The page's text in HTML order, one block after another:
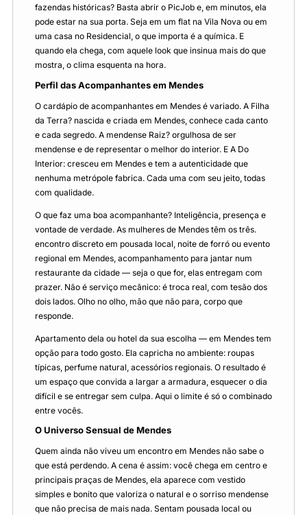
fazendas históricas? Basta abrir o PicJob e, em minutos, ela
pode estar na sua porta. Seja em um flat na Vila Nova ou em
uma casa no Residencial, o que importa é a química. E
quando ela chega, com aquele look que insinua mais do que
mostra, o clima esquenta na hora.
Perfil das Acompanhantes em Mendes
O cardápio de acompanhantes em Mendes é variado. A Filha
da Terra? nascida e criada em Mendes, conhece cada canto
e cada segredo. A mendense Raiz? orgulhosa de ser
mendense e de representar o melhor do interior. E A Do
Interior: cresceu em Mendes e tem a autenticidade que
nenhuma metrópole fabrica. Cada uma com seu jeito, todas
com qualidade.
O que faz uma boa acompanhante? Inteligência, presença e
vontade de verdade. As mulheres de Mendes têm os três.
encontro discreto em pousada local, noite de forró ou evento
regional em Mendes, acompanhamento para jantar num
restaurante da cidade — seja o que for, elas entregam com
prazer. Não é serviço mecânico: é troca real, com tesão dos
dois lados. Olho no olho, mão que não para, corpo que
responde.
Apartamento dela ou hotel da sua escolha — em Mendes tem
opção para todo gosto. Ela capricha no ambiente: roupas
típicas, perfume natural, acessórios regionais. O resultado é
um espaço que convida a largar a armadura, esquecer o dia
difícil e se entregar sem culpa. Aqui o limite é só o combinado
entre vocês.
O Universo Sensual de Mendes
Quem ainda não viveu um encontro em Mendes não sabe o
que está perdendo. A cena é assim: você chega em centro e
principais praças de Mendes, ela aparece com vestido
simples e bonito que valoriza o natural e o sorriso mendense
que não precisa de mais nada. Sentam pousada local ou